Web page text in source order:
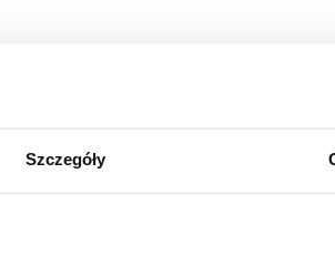
Szczegóły
– umowa kredytu
z dnia 21.04.2022 r. (sygn. akt:
kwotę 133065 PLN i kwotę
kosztów procesu.